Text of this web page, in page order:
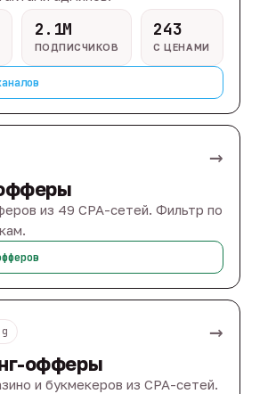
2.1M
ПОДПИСЧИКОВ
243
С ЦЕНАМИ
→
из 49 CPA-сетей. Фильтр по
→
офферы
и букмекеров из CPA-сетей.